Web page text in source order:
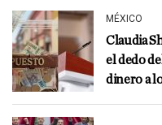
MÉXICO
Claudia
el dedo
dinero a